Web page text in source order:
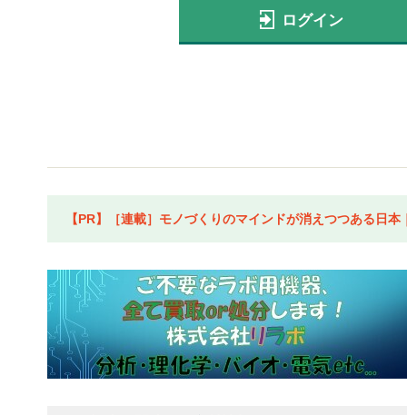
ログイン
【PR】［連載］モノづくりのマインドが消えつつある日